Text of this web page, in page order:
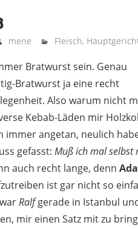
mene Fleisch,
Bratwurst sein. Genau
Bratwurst ja eine recht
Also warum nicht
Kebab-Läden mir
immer angetan, neulich
gefasst: Muß ich mal selbst
auch recht lange, denn
ist gar nicht so
Ralfgerade in Istanbul
mir einen Satz mit zu